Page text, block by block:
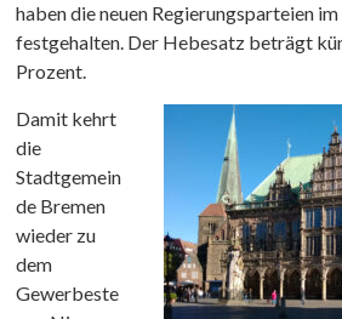
haben die neuen Regierungsparteien
festgehalten. Der Hebesatz beträgt
Prozent.
Damit kehrt
die
Stadtgemein
de Bremen
wieder zu
dem
Gewerbeste